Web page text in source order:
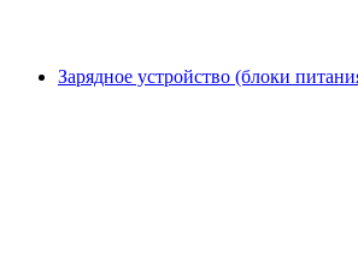
Зарядное устройство (блоки